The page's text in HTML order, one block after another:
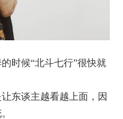
时候“北斗七行”很快就
东谈主越看越上面，因